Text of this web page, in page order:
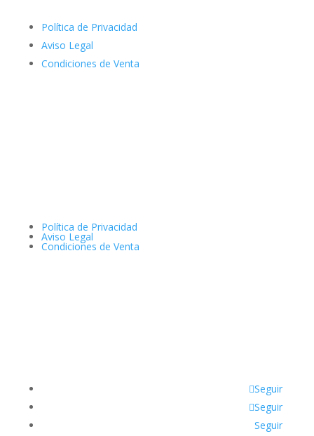
Política de Privacidad
Aviso Legal
Condiciones de Venta
Política de Privacidad
Aviso Legal
Condiciones de Venta
Seguir
Seguir
Seguir